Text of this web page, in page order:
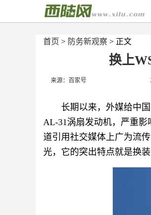
首页 > 防务新观察 > 正文
换上
来源：百家号
长期以来，外媒给中
AL-31涡扇发动机，严重影
道引用社交媒体上广为流
光，它的突出特点就是换